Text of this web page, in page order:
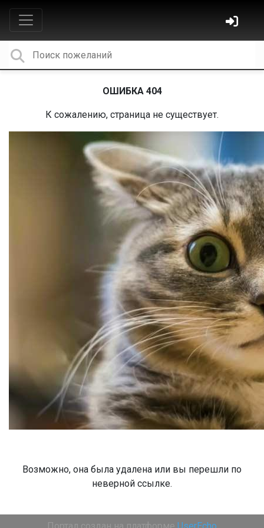
ОШИБКА 404
К сожалению, страница не существует.
Возможно, она была удалена или вы перешли по
неверной ссылке.